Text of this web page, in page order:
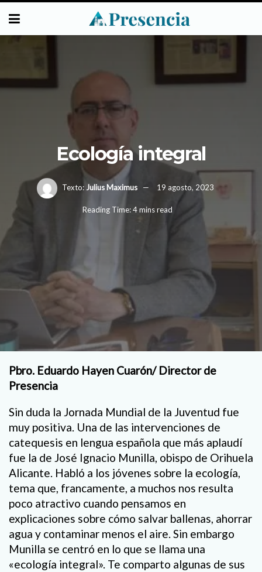
Ecología integral
Texto: Julius Maximus 19 agosto, 2023
Reading Time: 4 mins read
Pbro. Eduardo Hayen Cuarón/ Director de
Presencia
Sin duda la Jornada Mundial de la Juventud fue
muy positiva. Una de las intervenciones de
catequesis en lengua española que más aplaudí
fue la de José Ignacio Munilla, obispo de Orihuela
Alicante. Habló a los jóvenes sobre la ecología,
tema que, francamente, a muchos nos resulta
poco atractivo cuando pensamos en
explicaciones sobre cómo salvar ballenas, ahorrar
agua y contaminar menos el aire. Sin embargo
Munilla se centró en lo que se llama una
«ecología integral». Te comparto algunas de sus